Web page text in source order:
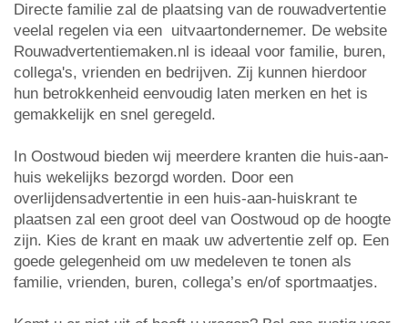
Directe familie zal de plaatsing van de rouwadvertentie
veelal regelen via een uitvaartondernemer. De website
Rouwadvertentiemaken.nl is ideaal voor familie, buren,
collega's, vrienden en bedrijven. Zij kunnen hierdoor
hun betrokkenheid eenvoudig laten merken en het is
gemakkelijk en snel geregeld.
In Oostwoud bieden wij meerdere kranten die huis-aan-
huis wekelijks bezorgd worden. Door een
overlijdensadvertentie in een huis-aan-huiskrant te
plaatsen zal een groot deel van Oostwoud op de hoogte
zijn. Kies de krant en maak uw advertentie zelf op. Een
goede gelegenheid om uw medeleven te tonen als
familie, vrienden, buren, collega’s en/of sportmaatjes.